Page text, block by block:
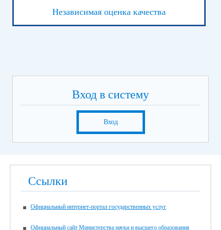
Независимая оценка качества
Вход в систему
Вход
Ссылки
Официальный интернет-портал государственных услуг
Официальный сайт Министерства науки и высшего образования